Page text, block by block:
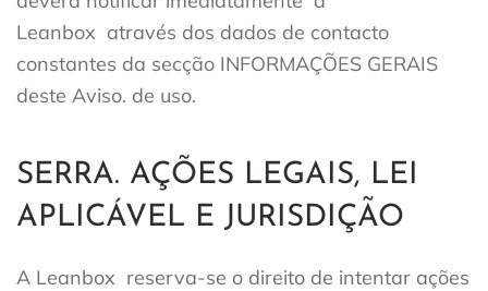
Leanbox através dos dados de contacto
constantes da secção INFORMAÇÕES GERAIS
deste Aviso. de uso.
SERRA. AÇÕES LEGAIS, LEI
APLICÁVEL E JURISDIÇÃO
A Leanbox reserva-se o direito de intentar ações